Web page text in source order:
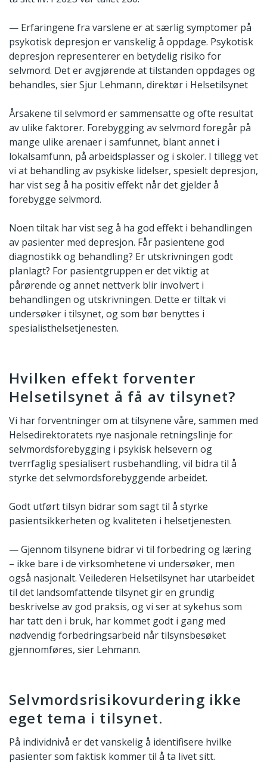
— Erfaringene fra varslene er at særlig symptomer på
psykotisk depresjon er vanskelig å oppdage. Psykotisk
depresjon representerer en betydelig risiko for
selvmord. Det er avgjørende at tilstanden oppdages og
behandles, sier Sjur Lehmann, direktør i Helsetilsynet
Årsakene til selvmord er sammensatte og ofte resultat
av ulike faktorer. Forebygging av selvmord foregår på
mange ulike arenaer i samfunnet, blant annet i
lokalsamfunn, på arbeidsplasser og i skoler. I tillegg vet
vi at behandling av psykiske lidelser, spesielt depresjon,
har vist seg å ha positiv effekt når det gjelder å
forebygge selvmord.
Noen tiltak har vist seg å ha god effekt i behandlingen
av pasienter med depresjon. Får pasientene god
diagnostikk og behandling? Er utskrivningen godt
planlagt? For pasientgruppen er det viktig at
pårørende og annet nettverk blir involvert i
behandlingen og utskrivningen. Dette er tiltak vi
undersøker i tilsynet, og som bør benyttes i
spesialisthelsetjenesten.
Hvilken effekt forventer
Helsetilsynet å få av tilsynet?
Vi har forventninger om at tilsynene våre, sammen med
Helsedirektoratets nye nasjonale retningslinje for
selvmordsforebygging i psykisk helsevern og
tverrfaglig spesialisert rusbehandling, vil bidra til å
styrke det selvmordsforebyggende arbeidet.
Godt utført tilsyn bidrar som sagt til å styrke
pasientsikkerheten og kvaliteten i helsetjenesten.
— Gjennom tilsynene bidrar vi til forbedring og læring
– ikke bare i de virksomhetene vi undersøker, men
også nasjonalt. Veilederen Helsetilsynet har utarbeidet
til det landsomfattende tilsynet gir en grundig
beskrivelse av god praksis, og vi ser at sykehus som
har tatt den i bruk, har kommet godt i gang med
nødvendig forbedringsarbeid når tilsynsbesøket
gjennomføres, sier Lehmann.
Selvmordsrisikovurdering ikke
eget tema i tilsynet.
På individnivå er det vanskelig å identifisere hvilke
pasienter som faktisk kommer til å ta livet sitt.